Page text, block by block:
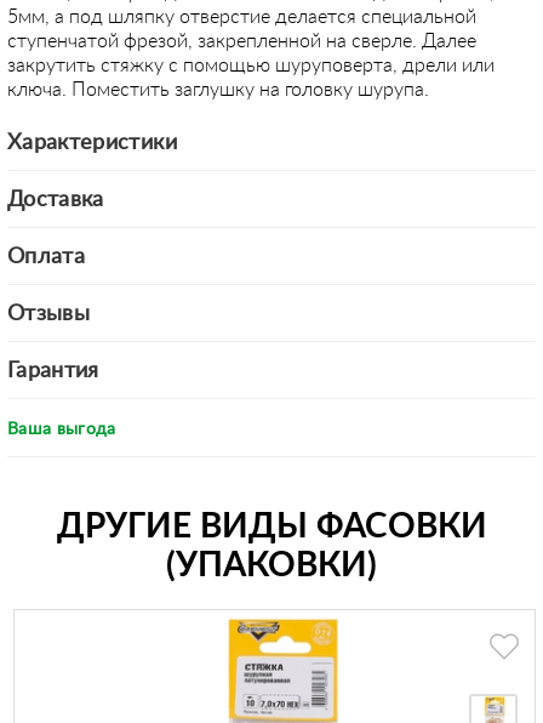
5мм, а под шляпку отверстие делается специальной
ступенчатой фрезой, закрепленной на сверле. Далее
закрутить стяжку с помощью шуруповерта, дрели или
ключа. Поместить заглушку на головку шурупа.
Характеристики
Доставка
Оплата
Отзывы
Гарантия
Ваша выгода
ДРУГИЕ ВИДЫ ФАСОВКИ
(УПАКОВКИ)